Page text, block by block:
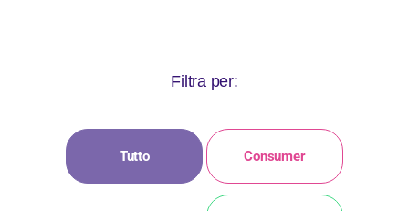
Filtra per:
Tutto Consumer